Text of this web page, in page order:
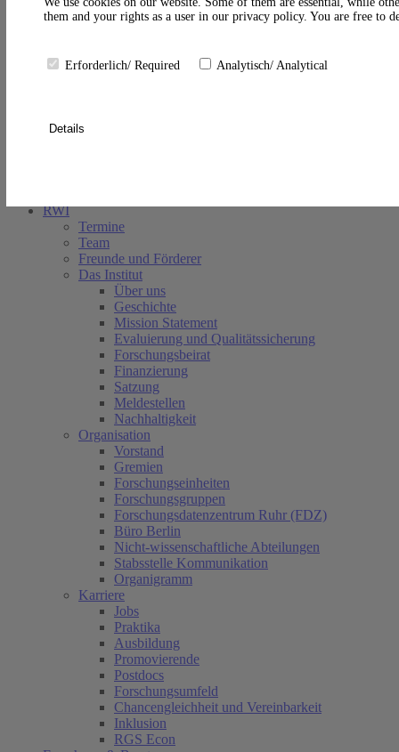
Suche schließen
RWI
Termine
Team
Freunde und Förderer
Das Institut
Über uns
Geschichte
Mission Statement
Evaluierung und Qualitätssicherung
Forschungsbeirat
Finanzierung
Satzung
Meldestellen
Nachhaltigkeit
Organisation
Vorstand
Gremien
Forschungseinheiten
Forschungsgruppen
Forschungsdatenzentrum Ruhr (FDZ)
Büro Berlin
Nicht-wissenschaftliche Abteilungen
Stabsstelle Kommunikation
Organigramm
Karriere
Jobs
Praktika
Ausbildung
Promovierende
Postdocs
Forschungsumfeld
Chancengleichheit und Vereinbarkeit
Inklusion
RGS Econ
them and your rights as a user in our privacy policy. You are free to
Erforderlich/ Required Analytisch/ Analytical
Details